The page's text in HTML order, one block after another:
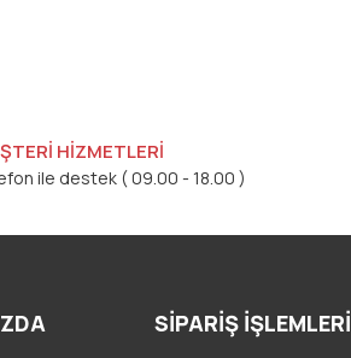
HİZMETLERİ
ile destek ( 09.00 - 18.00 )
SİPARİŞ İŞLEMLERİ